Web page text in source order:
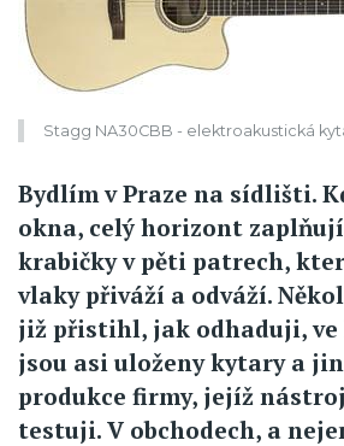
Stagg NA30CBB - elektroakustická
Bydlím v Praze na sídlišti.
okna, celý horizont
krabičky v pěti patrech,
vlaky přiváží a odváží.
již přistihl, jak odhaduji, ve
jsou asi uloženy kytary a
produkce firmy, jejíž
testuji. V obchodech, a